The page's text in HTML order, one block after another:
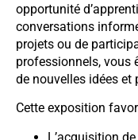
opportunité
conversations
projets ou de
professionnels, vous
de nouvelles idées et
Cette exposition
L’acquisition